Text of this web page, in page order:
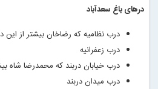
درهای باغ سعدآباد
درب نظامیه که رضاخان بیشتر از این
درب زعفرانیه
درب خیابان دربند که محمدرضا شاه
درب میدان دربند